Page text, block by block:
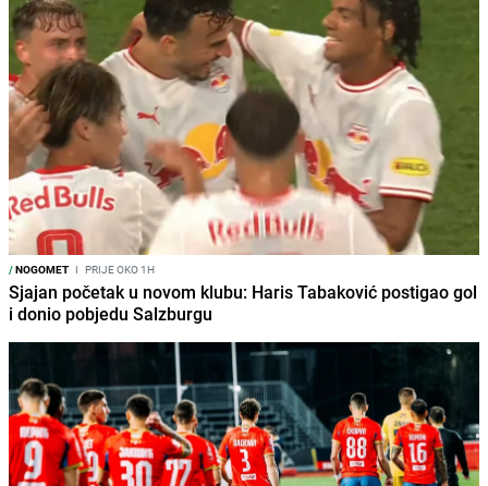
/NOGOMET I PRIJE OKO 1H
Sjajan početak u novom klubu: Haris Tabaković postigao gol
i donio pobjedu Salzburgu